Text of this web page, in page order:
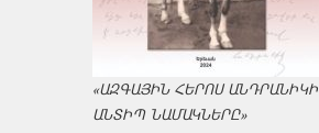
«ԱԶԳԱՅԻՆ ՀԵՐՈՍ ԱՆԴՐԱՆԻԿԻ
ԱՆՏԻՊ ՆԱՄԱԿՆԵՐԸ»